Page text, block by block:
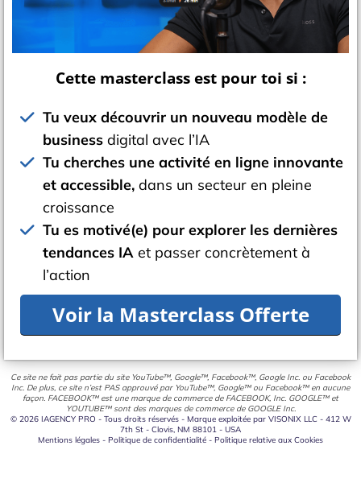
Cette masterclass est pour toi si :
Tu veux découvrir un nouveau modèle de
business digital avec l’IA
Tu cherches une activité en ligne innovante
et accessible, dans un secteur en pleine
croissance
Tu es motivé(e) pour explorer les dernières
tendances IA et passer concrètement à
l’action
Voir la Masterclass Offerte
Ce site ne fait pas partie du site YouTube™, Google™, Facebook™, Google Inc. ou Facebook
Inc. De plus, ce site n’est PAS approuvé par YouTube™, Google™ ou Facebook™ en aucune
façon. FACEBOOK™ est une marque de commerce de FACEBOOK, Inc. GOOGLE™ et
YOUTUBE™ sont des marques de commerce de GOOGLE Inc.
© 2026 IAGENCY PRO - Tous droits réservés - Marque exploitée par VISONIX LLC - 412 W
7th St - Clovis, NM 88101 - USA
Mentions légales - Politique de confidentialité - Politique relative aux Cookies